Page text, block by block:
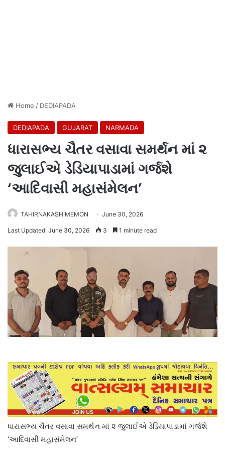
Home / DEDIAPADA
DEDIAPADA GUJARAT NARMADA
ધારાસભ્ય ચૈતર વસાવા સમર્થન માં ૨
જુલાઈએ ડેડિયાપાડામાં ગર્જશે
‘આદિવાસી મહાસંમેલન’
TAHIRNAKASH MEMON June 30, 2026
Last Updated: June 30, 2026 3 1 minute read
ધારાસભ્ય ચૈતર વસાવા સમર્થન માં ૨ જુલાઈએ ડેડિયાપાડામાં ગર્જશે
‘આદિવાસી મહાસંમેલન’